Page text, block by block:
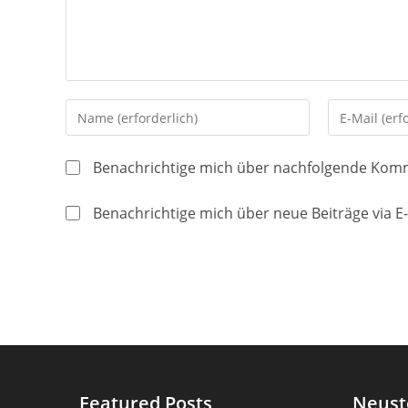
Gib
deinen
Namen
Benutzernamen
Gib
deine
Mail-
Adresse
Benachrichtige mich über nachfolgende
Benachrichtige mich über neue Beiträge via